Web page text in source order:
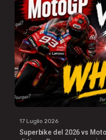
17 Luglio 2026
Superbike del 2026 vs